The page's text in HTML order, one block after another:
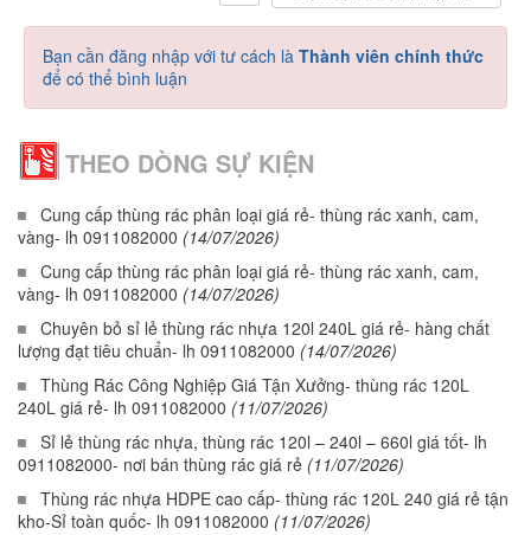
Bạn cần đăng nhập với tư cách là Thành viên chính thức
để có thể bình luận
THEO DÒNG SỰ KIỆN
Cung cấp thùng rác phân loại giá rẻ- thùng rác xanh, cam,
vàng- lh 0911082000 (14/07/2026)
Cung cấp thùng rác phân loại giá rẻ- thùng rác xanh, cam,
vàng- lh 0911082000 (14/07/2026)
Chuyên bỏ sỉ lẻ thùng rác nhựa 120l 240L giá rẻ- hàng chất
lượng đạt tiêu chuẩn- lh 0911082000 (14/07/2026)
Thùng Rác Công Nghiệp Giá Tận Xưởng- thùng rác 120L
240L giá rẻ- lh 0911082000 (11/07/2026)
Sỉ lẻ thùng rác nhựa, thùng rác 120l – 240l – 660l giá tốt- lh
0911082000- nơi bán thùng rác giá rẻ (11/07/2026)
Thùng rác nhựa HDPE cao cấp- thùng rác 120L 240 giá rẻ tận
kho-Sỉ toàn quốc- lh 0911082000 (11/07/2026)